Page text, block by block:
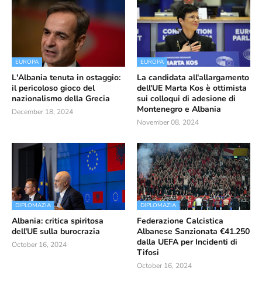
EUROPA
L'Albania tenuta in ostaggio:
il pericoloso gioco del
nazionalismo della Grecia
December 18, 2024
EUROPA
La candidata all'allargamento
dell'UE Marta Kos è ottimista
sui colloqui di adesione di
Montenegro e Albania
November 08, 2024
DIPLOMAZIA
Albania: critica spiritosa
dell'UE sulla burocrazia
October 16, 2024
DIPLOMAZIA
Federazione Calcistica
Albanese Sanzionata €41.250
dalla UEFA per Incidenti di
Tifosi
October 16, 2024